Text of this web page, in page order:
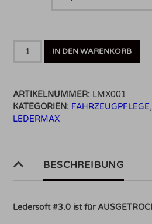
LMX
3.0
Menge
IN DEN WARENKORB
ARTIKELNUMMER: LMX001
KATEGORIEN: FAHRZEUGPFLEGE,
LEDERMAX
BESCHREIBUNG
Ledersoft #3.0 ist für